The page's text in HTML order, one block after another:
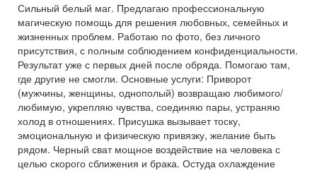
Сильный белый маг. Предлагаю профессиональную
магическую помощь для решения любовных, семейных и
жизненных проблем. Работаю по фото, без личного
присутствия, с полным соблюдением конфиденциальности.
Результат уже с первых дней после обряда. Помогаю там,
где другие не смогли. Основные услуги: Приворот
(мужчины, женщины, однополый) возвращаю любимого/
любимую, укрепляю чувства, соединяю пары, устраняю
холод в отношениях. Присушка вызывает тоску,
эмоциональную и физическую привязку, желание быть
рядом. Черный сват мощное воздействие на человека с
целью скорого сближения и брака. Остуда охлаждение